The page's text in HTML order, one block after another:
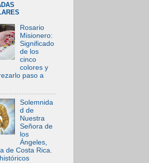
Rosario
Misionero:
Significado
de los
cinco
colores y
paso a
Solemnida
d de
Nuestra
Señora de
los
Ángeles,
de Costa Rica.